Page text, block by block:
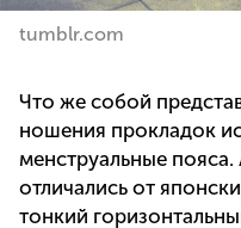
tumblr.com
Что же собой
ношения прокладок
менструальные
отличались от
тонкий